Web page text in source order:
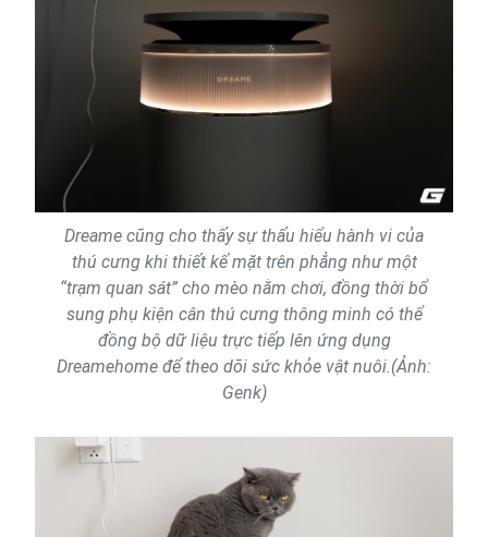
Dreame cũng cho thấy sự thấu hiểu hành vi của
thú cưng khi thiết kế mặt trên phẳng như một
“trạm quan sát” cho mèo nằm chơi, đồng thời bổ
sung phụ kiện cân thú cưng thông minh có thể
đồng bộ dữ liệu trực tiếp lên ứng dụng
Dreamehome để theo dõi sức khỏe vật nuôi.(Ảnh:
Genk)